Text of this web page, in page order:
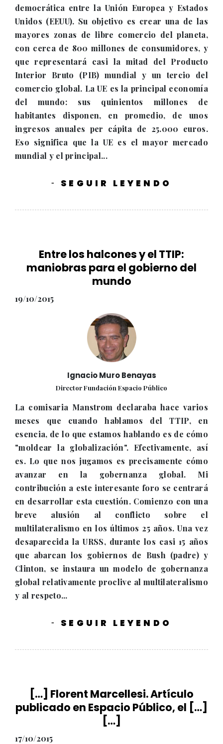
democrática entre la Unión Europea y Estados
Unidos (EEUU). Su objetivo es crear una de las
mayores zonas de libre comercio del planeta,
con cerca de 800 millones de consumidores, y
que representará casi la mitad del Producto
Interior Bruto (PIB) mundial y un tercio del
comercio global. La UE es la principal economía
del mundo: sus quinientos millones de
habitantes disponen, en promedio, de unos
ingresos anuales per cápita de 25.000 euros.
Eso significa que la UE es el mayor mercado
mundial y el principal...
- SEGUIR LEYENDO
Entre los halcones y el TTIP:
maniobras para el gobierno del
mundo
19/10/2015
Ignacio Muro Benayas
Director Fundación Espacio Público
La comisaria Manstrom declaraba hace varios
meses que cuando hablamos del TTIP, en
esencia, de lo que estamos hablando es de cómo
"moldear la globalización". Efectivamente, así
es. Lo que nos jugamos es precisamente cómo
avanzar en la gobernanza global. Mi
contribución a este interesante foro se centrará
en desarrollar esta cuestión. Comienzo con una
breve alusión al conflicto sobre el
multilateralismo en los últimos 25 años. Una vez
desaparecida la URSS, durante los casi 15 años
que abarcan los gobiernos de Bush (padre) y
Clinton, se instaura un modelo de gobernanza
global relativamente proclive al multilateralismo
y al respeto...
- SEGUIR LEYENDO
[…] Florent Marcellesi. Artículo
publicado en Espacio Público, el […]
[…]
17/10/2015